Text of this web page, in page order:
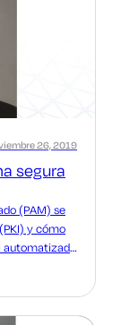
segura
26, 2019
(PAM) se
y cómo
automatizada